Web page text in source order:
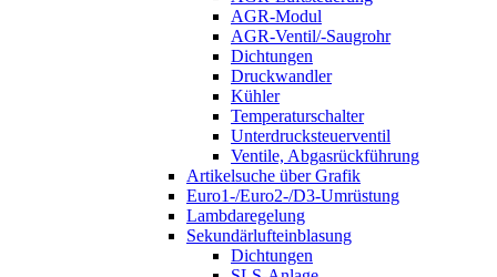
AGR-Modul
AGR-Ventil/-Saugrohr
Dichtungen
Druckwandler
Kühler
Temperaturschalter
Unterdrucksteuerventil
Ventile, Abgasrückführung
Artikelsuche über Grafik
Euro1-/Euro2-/D3-Umrüstung
Lambdaregelung
Sekundärlufteinblasung
Dichtungen